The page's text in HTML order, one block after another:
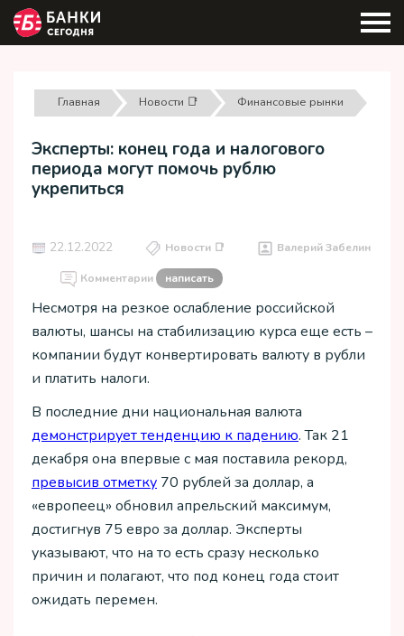
Главная Новости 📑 Финансовые рынки
Эксперты: конец года и налогового
периода могут помочь рублю
укрепиться
22.12.2022 Новости 📑 Валерий Забелин
Комментарии написать
Несмотря на резкое ослабление российской
валюты, шансы на стабилизацию курса еще есть –
компании будут конвертировать валюту в рубли
и платить налоги.
В последние дни национальная валюта
демонстрирует тенденцию к падению. Так 21
декабря она впервые с мая поставила рекорд,
превысив отметку 70 рублей за доллар, а
«европеец» обновил апрельский максимум,
достигнув 75 евро за доллар. Эксперты
указывают, что на то есть сразу несколько
причин и полагают, что под конец года стоит
ожидать перемен.